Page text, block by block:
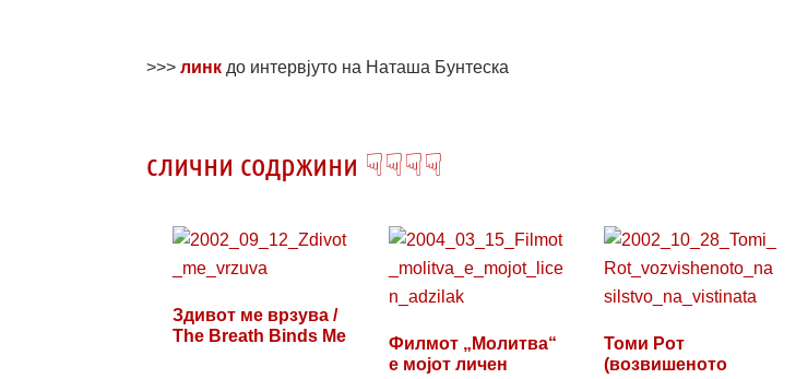
>>>линк до интервјуто на Наташа Бунтеска
слични содржини ☟☟☟☟
Здивот ме врзува /
The Breath Binds Me
Филмот „Молитва“
е мојот личен
Томи Рот
(возвишеното